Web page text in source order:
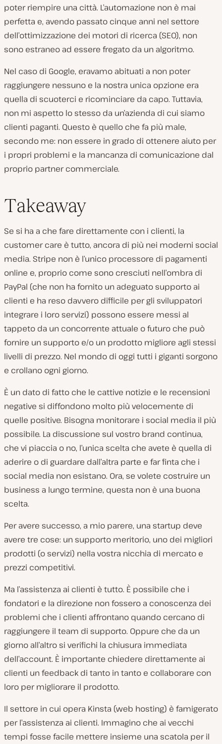
poter riempire una città. L’automazione non è mai
perfetta e, avendo passato cinque anni nel settore
dell’ottimizzazione dei motori di ricerca (SEO), non
sono estraneo ad essere fregato da un algoritmo.
Nel caso di Google, eravamo abituati a non poter
raggiungere nessuno e la nostra unica opzione era
quella di scuoterci e ricominciare da capo. Tuttavia,
non mi aspetto lo stesso da un’azienda di cui siamo
clienti paganti. Questo è quello che fa più male,
secondo me: non essere in grado di ottenere aiuto per
i propri problemi e la mancanza di comunicazione dal
proprio partner commerciale.
Takeaway
Se si ha a che fare direttamente con i clienti, la
customer care è tutto, ancora di più nei moderni social
media. Stripe non è l’unico processore di pagamenti
online e, proprio come sono cresciuti nell’ombra di
PayPal (che non ha fornito un adeguato supporto ai
clienti e ha reso davvero difficile per gli sviluppatori
integrare i loro servizi) possono essere messi al
tappeto da un concorrente attuale o futuro che può
fornire un supporto e/o un prodotto migliore agli stessi
livelli di prezzo. Nel mondo di oggi tutti i giganti sorgono
e crollano ogni giorno.
È un dato di fatto che le cattive notizie e le recensioni
negative si diffondono molto più velocemente di
quelle positive. Bisogna monitorare i social media il più
possibile. La discussione sul vostro brand continua,
che vi piaccia o no, l’unica scelta che avete è quella di
aderire o di guardare dall’altra parte e far finta che i
social media non esistano. Ora, se volete costruire un
business a lungo termine, questa non è una buona
scelta.
Per avere successo, a mio parere, una startup deve
avere tre cose: un supporto meritorio, uno dei migliori
prodotti (o servizi) nella vostra nicchia di mercato e
prezzi competitivi.
Ma l’assistenza ai clienti è tutto. È possibile che i
fondatori e la direzione non fossero a conoscenza dei
problemi che i clienti affrontano quando cercano di
raggiungere il team di supporto. Oppure che da un
giorno all’altro si verifichi la chiusura immediata
dell’account. È importante chiedere direttamente ai
clienti un feedback di tanto in tanto e collaborare con
loro per migliorare il prodotto.
Il settore in cui opera Kinsta (web hosting) è famigerato
per l’assistenza ai clienti. Immagino che ai vecchi
tempi fosse facile mettere insieme una scatola per il